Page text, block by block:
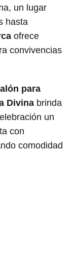
un lugar
hasta
ofrece
convivencias
para
Divina brinda
un
con
comodidad